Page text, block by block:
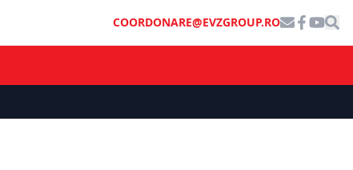
COORDONARE@EVZGROUP.RO